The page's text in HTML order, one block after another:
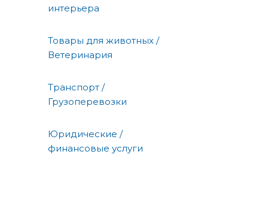
интерьера
Товары для животных /
Ветеринария
Транспорт /
Грузоперевозки
Юридические /
финансовые услуги